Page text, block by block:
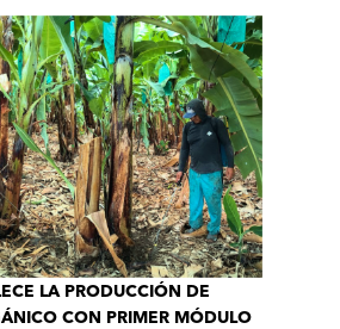
LA PRODUCCIÓN DE
CON PRIMER MÓDULO